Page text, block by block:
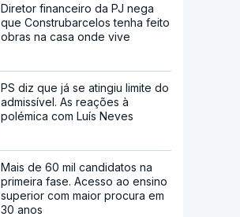
Diretor financeiro da PJ nega
que Construbarcelos tenha feito
obras na casa onde vive
PS diz que já se atingiu limite do
admissível. As reações à
polémica com Luís Neves
Mais de 60 mil candidatos na
primeira fase. Acesso ao ensino
superior com maior procura em
30 anos